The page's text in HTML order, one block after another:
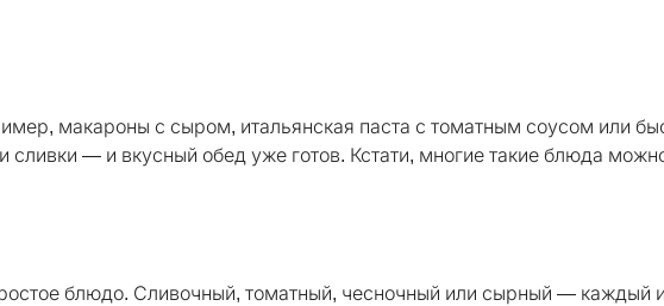
макароны с сыром, итальянская паста с томатным соусом или
— и вкусный обед уже готов. Кстати, многие такие блюда
блюдо. Сливочный, томатный, чесночный или сырный — каждый